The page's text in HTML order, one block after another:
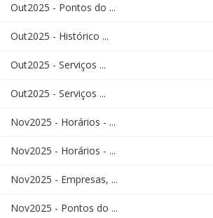
Out2025 - Pontos do ...
Out2025 - Histórico ...
Out2025 - Serviços ...
Out2025 - Serviços ...
Nov2025 - Horários - ...
Nov2025 - Horários - ...
Nov2025 - Empresas, ...
Nov2025 - Pontos do ...